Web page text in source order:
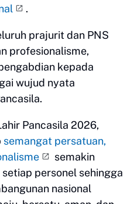
.
prajurit dan PNS
profesionalisme,
kepada
wujud nyata
Pancasila 2026,
semangat persatuan,
semakin
personel sehingga
nasional